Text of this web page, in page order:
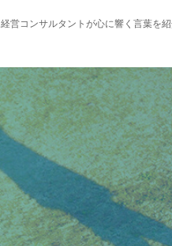
経営コンサルタントが心に響く言葉を